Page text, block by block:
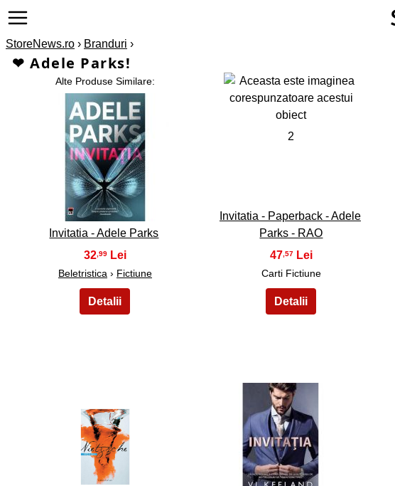
StoreNews.ro › Branduri ›
❤ Adele Parks!
Alte Produse Similare:
1
Invitatia - Adele Parks
32 ,99
Beletristica › Fictiune
2
Invitatia - Paperback - Adele
Parks - RAO
47,57
Carti Fictiune
6 7